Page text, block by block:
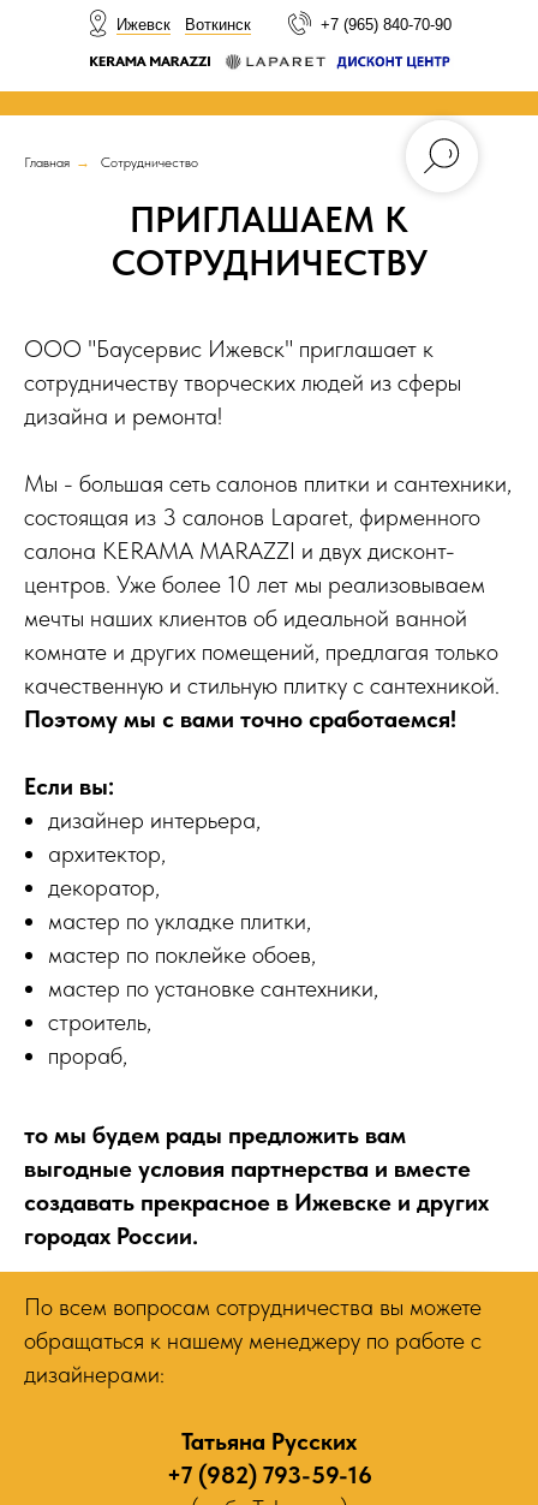
+7 (965) 840-70-90
Ижевск Воткинск
Главная → Сотрудничество
ПРИГЛАШАЕМ К
СОТРУДНИЧЕСТВУ
ООО "Баусервис Ижевск" приглашает к
сотрудничеству творческих людей из сферы
дизайна и ремонта!
Мы - большая сеть салонов плитки и сантехники,
состоящая из 3 салонов Laparet, фирменного
салона KERAMA MARAZZI и двух дисконт-
центров. Уже более 10 лет мы реализовываем
мечты наших клиентов об идеальной ванной
комнате и других помещений, предлагая только
качественную и стильную плитку с сантехникой.
Поэтому мы с вами точно сработаемся!
Если вы:
дизайнер интерьера,
архитектор,
декоратор,
мастер по укладке плитки,
мастер по поклейке обоев,
мастер по установке сантехники,
строитель,
прораб,
то мы будем рады предложить вам
выгодные условия партнерства и вместе
создавать прекрасное в Ижевске и других
городах России.
По всем вопросам сотрудничества вы можете
обращаться к нашему менеджеру по работе с
дизайнерами:
Татьяна Русских
+7 (982) 793-59-16